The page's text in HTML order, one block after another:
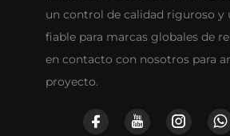
un control de calidad riguroso y
fiable para marcas globales de
en contacto con nosotros para
proyecto.